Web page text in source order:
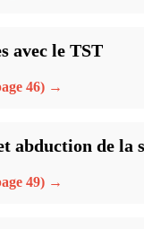
avec le TST
46) →
abduction de la
49) →